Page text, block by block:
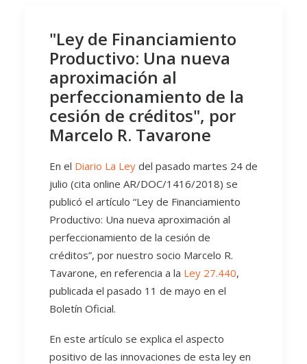
"Ley de Financiamiento
Productivo: Una nueva
aproximación al
perfeccionamiento de la
cesión de créditos", por
Marcelo R. Tavarone
En el Diario La Ley del pasado martes 24 de
julio (cita online AR/DOC/1416/2018) se
publicó el artículo “Ley de Financiamiento
Productivo: Una nueva aproximación al
perfeccionamiento de la cesión de
créditos”, por nuestro socio Marcelo R.
Tavarone, en referencia a la Ley 27.440,
publicada el pasado 11 de mayo en el
Boletín Oficial.
En este artículo se explica el aspecto
positivo de las innovaciones de esta ley en